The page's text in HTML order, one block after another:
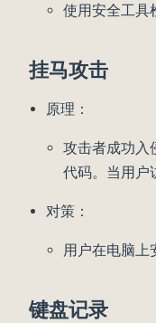
使用安全工具
挂马攻击
原理：
攻击者成功入
代码。当用户
对策：
用户在电脑上
键盘记录